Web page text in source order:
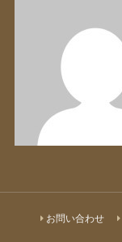
お問い合わせ